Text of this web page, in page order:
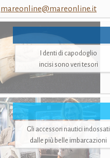
mareonline@mareonline.it
I denti di capodoglio
incisi sono veri tesori
Gli accessori nautici indossati
dalle più belle imbarcazioni